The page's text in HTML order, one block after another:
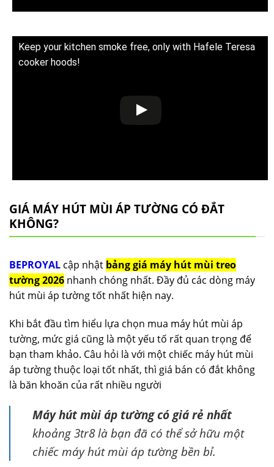
Keep your kitchen smoke free, only with Hafele Teresa
cooker hoods!
GIÁ MÁY HÚT MÙI ÁP TƯỜNG CÓ ĐẮT
KHÔNG?
BEPROYAL cập nhật bảng giá máy hút mùi treo
tường 2026 nhanh chóng nhất. Đầy đủ các dòng máy
hút mùi áp tường tốt nhất hiện nay.
Khi bắt đầu tìm hiểu lựa chọn mua máy hút mùi áp
tường, mức giá cũng là một yếu tố rất quan trọng để
bạn tham khảo. Câu hỏi là với một chiếc máy hút mùi
áp tường thuộc loại tốt nhất, thì giá bán có đắt không
là băn khoăn của rất nhiều người
Máy hút mùi áp tường có giá rẻ nhất
khoảng 3tr8 là bạn đã có thể sở hữu một
chiếc máy hút mùi áp tường bền bỉ.